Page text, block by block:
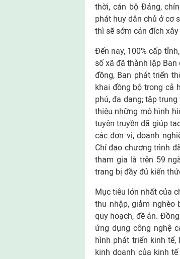
thời, cán bộ Đảng,
phát huy dân chủ ở cơ
thì sẽ sớm cán đích
Đến nay, 100% cấp
số xã đã thành lập Ban
đồng, Ban phát triển
khai đồng bộ trong cả
phú, đa dạng; tập
thiệu những mô hình
tuyên truyền đã giúp
các đơn vị, doanh
Chỉ đạo chương trình
tham gia là trên 59
trang bị đầy đủ kiến
Mục tiêu lớn nhất của
thu nhập, giảm nghèo
quy hoạch, đề án.
ứng dụng công nghệ
hình phát triển kinh
kinh doanh của kinh